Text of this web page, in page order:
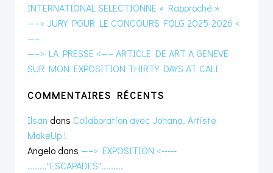
INTERNATIONAL SELECTIONNE « Rapproché »
—–> JURY POUR LE CONCOURS FOLG 2025-2026 <
—–
—–> LA PRESSE <—– ARTICLE DE ART A GENEVE
SUR MON EXPOSITION THIRTY DAYS AT CALI
COMMENTAIRES RÉCENTS
Ilsan dans Collaboration avec Johana, Artiste
MakeUp !
Angelo dans —–> EXPOSITION <-----
........"ESCAPADES".........